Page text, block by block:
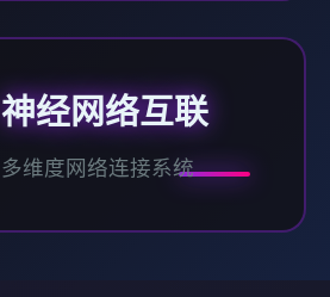
神经网络互联
多维度网络连接系统